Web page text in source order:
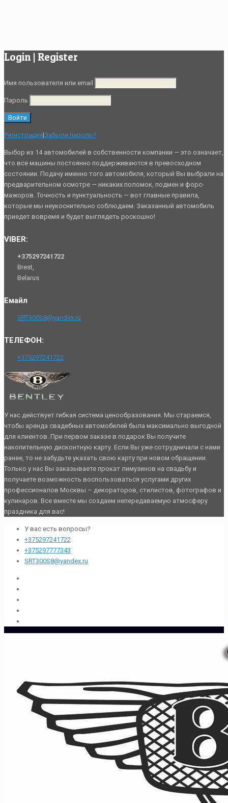
Login | Register
Имя пользователя или email
Пароль
Регистрация|Забыли пароль?
Выбор из 14 автомобилей в собственности компании — это означает,
что все машины постоянно поддерживаются в превосходном
состоянии. Подачу именно того автомобиля, который Вы выбрали на
предварительном осмотре — никаких поломок, подмен и форс-
мажоров. Точность и пунктуальность — вот главные правила,
которые мы неукоснительно соблюдаем. Заказанный автомобиль
приедет вовремя и будет выглядеть роскошно!
VIBER:
+375297241722
Brest,
Belarus
Емайл
SRT300S8@yandex.ru
ТЕЛЕФОН:
+375297241722
У нас действует гибкая система ценообразования. Мы стараемся,
чтобы аренда свадебных автомобилей была максимально выгодной
для клиентов. При первом заказе в подарок Вы получите
накопительную дисконтную карту. Если Вы уже сотрудничали с нами
ранее, то не забудьте указать свою карту при новом обращении.
Только у нас Вы заказываете прокат лимузинов на свадьбу и
получаете возможность воспользоваться услугами других
профессионалов Москвы – декораторов, стилистов, фотографов и
кулинаров. Все вместе мы создаем непередаваемую атмосферу
праздника для вас!
У вас есть вопросы?
+375297241722
+375297777343
SRT300S8@yandex.ru